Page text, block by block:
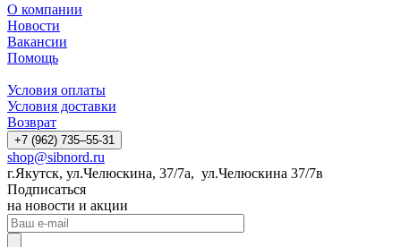
О компании
Новости
Вакансии
Помощь
Условия оплаты
Условия доставки
Возврат
+7 (962) 735‒55-31
shop@sibnord.ru
​г.Якутск, ул.Челюскина, 37/7а, ул.Челюскина 37/7в
Подписаться
на новости и акции